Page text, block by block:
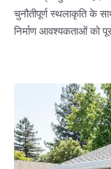
चुनौतीपूर्ण स्थलाकृति के
निर्माण आवश्यकताओं को